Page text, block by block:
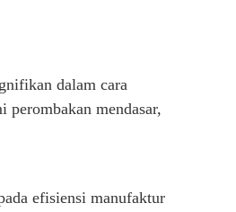
dalam cara
perombakan mendasar,
efisiensi manufaktur